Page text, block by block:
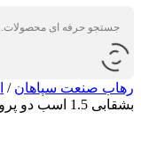
رهاب صنعت سپاهان /
بشقابی 1.5 اسب دو پروانه پنتاکس CB 160/00